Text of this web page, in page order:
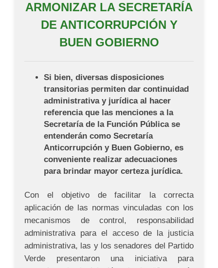
ARMONIZAR LA SECRETARÍA
DE ANTICORRUPCIÓN Y
BUEN GOBIERNO
Si bien, diversas disposiciones
transitorias permiten dar continuidad
administrativa y jurídica al hacer
referencia que las menciones a la
Secretaría de la Función Pública se
entenderán como Secretaría
Anticorrupción y Buen Gobierno, es
conveniente realizar adecuaciones
para brindar mayor certeza jurídica.
Con el objetivo de facilitar la correcta
aplicación de las normas vinculadas con los
mecanismos de control, responsabilidad
administrativa para el acceso de la justicia
administrativa, las y los senadores del Partido
Verde presentaron una iniciativa para